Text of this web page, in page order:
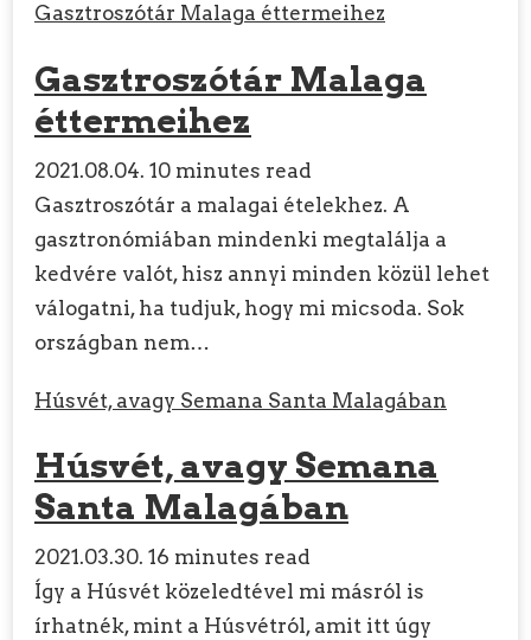
Gasztroszótár Malaga éttermeihez
Gasztroszótár Malaga
éttermeihez
2021.08.04. 10 minutes read
Gasztroszótár a malagai ételekhez. A
gasztronómiában mindenki megtalálja a
kedvére valót, hisz annyi minden közül lehet
válogatni, ha tudjuk, hogy mi micsoda. Sok
országban nem…
Húsvét, avagy Semana Santa Malagában
Húsvét, avagy Semana
Santa Malagában
2021.03.30. 16 minutes read
Így a Húsvét közeledtével mi másról is
írhatnék, mint a Húsvétról, amit itt úgy